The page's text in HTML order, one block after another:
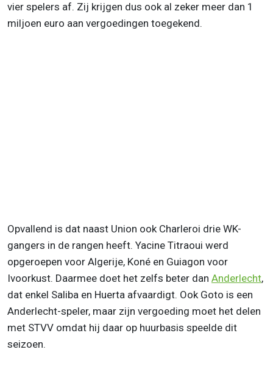
vier spelers af. Zij krijgen dus ook al zeker meer dan 1
miljoen euro aan vergoedingen toegekend.
Opvallend is dat naast Union ook Charleroi drie WK-
gangers in de rangen heeft. Yacine Titraoui werd
opgeroepen voor Algerije, Koné en Guiagon voor
Ivoorkust. Daarmee doet het zelfs beter dan Anderlecht,
dat enkel Saliba en Huerta afvaardigt. Ook Goto is een
Anderlecht-speler, maar zijn vergoeding moet het delen
met STVV omdat hij daar op huurbasis speelde dit
seizoen.